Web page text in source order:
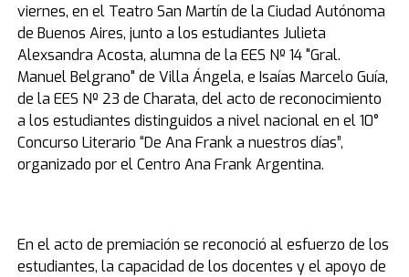
viernes, en el Teatro San Martín de la Ciudad Autónoma
de Buenos Aires, junto a los estudiantes Julieta
Alexsandra Acosta, alumna de la EES Nº 14 "Gral.
Manuel Belgrano" de Villa Ángela, e Isaías Marcelo Guía,
de la EES Nº 23 de Charata, del acto de reconocimiento
a los estudiantes distinguidos a nivel nacional en el 10°
Concurso Literario “De Ana Frank a nuestros días”,
organizado por el Centro Ana Frank Argentina.
En el acto de premiación se reconoció al esfuerzo de los
estudiantes, la capacidad de los docentes y el apoyo de